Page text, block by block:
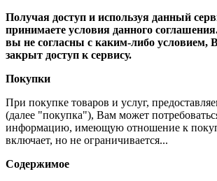
Получая доступ и используя данный
принимаете условия данного
вы не согласны с каким-либо условием,
закрыт доступ к сервису.
Покупки
При покупке товаров и услуг,
(далее "покупка"), Вам может
информацию, имеющую отношение к
включает, но не ограничивается...
Содержимое